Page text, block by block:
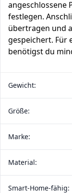
angeschlossene
festlegen.
übertragen und
gespeichert. Für
benötigst du
Gewicht:
Größe:
Marke:
Material:
Smart-Home-fähig: